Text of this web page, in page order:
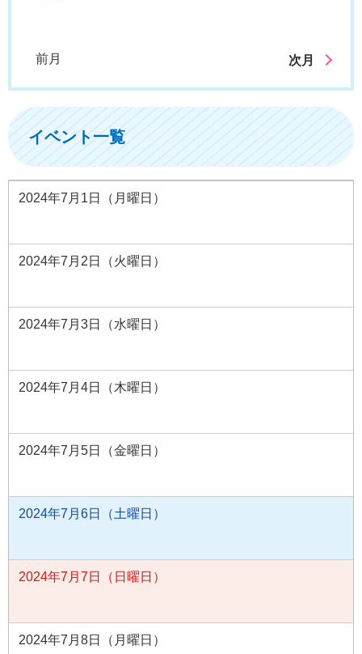
前月 次月
イベント一覧
2024年7月1日（月曜日）
2024年7月2日（火曜日）
2024年7月3日（水曜日）
2024年7月4日（木曜日）
2024年7月5日（金曜日）
2024年7月6日（土曜日）
2024年7月7日（日曜日）
2024年7月8日（月曜日）